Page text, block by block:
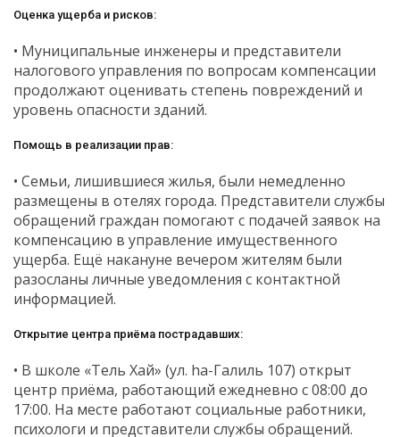
Оценка ущерба и рисков:
• Муниципальные инженеры и представители
налогового управления по вопросам компенсации
продолжают оценивать степень повреждений и
уровень опасности зданий.
Помощь в реализации прав:
• Семьи, лишившиеся жилья, были немедленно
размещены в отелях города. Представители службы
обращений граждан помогают с подачей заявок на
компенсацию в управление имущественного
ущерба. Ещё накануне вечером жителям были
разосланы личные уведомления с контактной
информацией.
Открытие центра приёма пострадавших:
• В школе «Тель Хай» (ул. hа-Галиль 107) открыт
центр приёма, работающий ежедневно с 08:00 до
17:00. На месте работают социальные работники,
психологи и представители службы обращений.